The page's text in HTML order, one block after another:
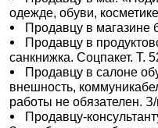
одежде, обуви,
Продавцу в магазине
Продавцу в
санкнижка. Соцпакет. Т.
Продавцу в салоне
внешность,
работы не обязателен.
Продавцу-